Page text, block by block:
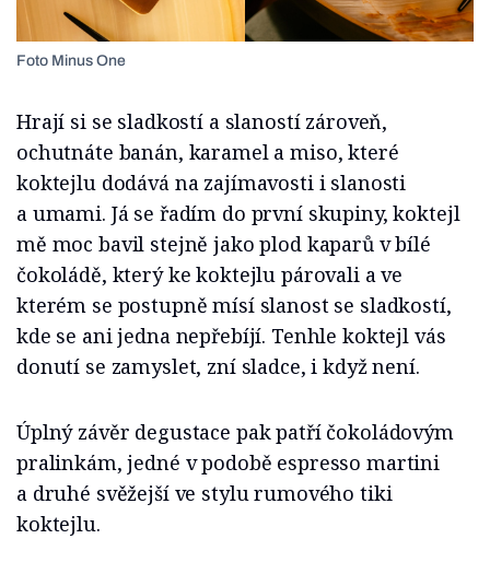
Foto Minus One
Hrají si se sladkostí a slaností zároveň,
ochutnáte banán, karamel a miso, které
koktejlu dodává na zajímavosti i slanosti
a umami. Já se řadím do první skupiny, koktejl
mě moc bavil stejně jako plod kaparů v bílé
čokoládě, který ke koktejlu párovali a ve
kterém se postupně mísí slanost se sladkostí,
kde se ani jedna nepřebíjí. Tenhle koktejl vás
donutí se zamyslet, zní sladce, i když není.
Úplný závěr degustace pak patří čokoládovým
pralinkám, jedné v podobě espresso martini
a druhé svěžejší ve stylu rumového tiki
koktejlu.